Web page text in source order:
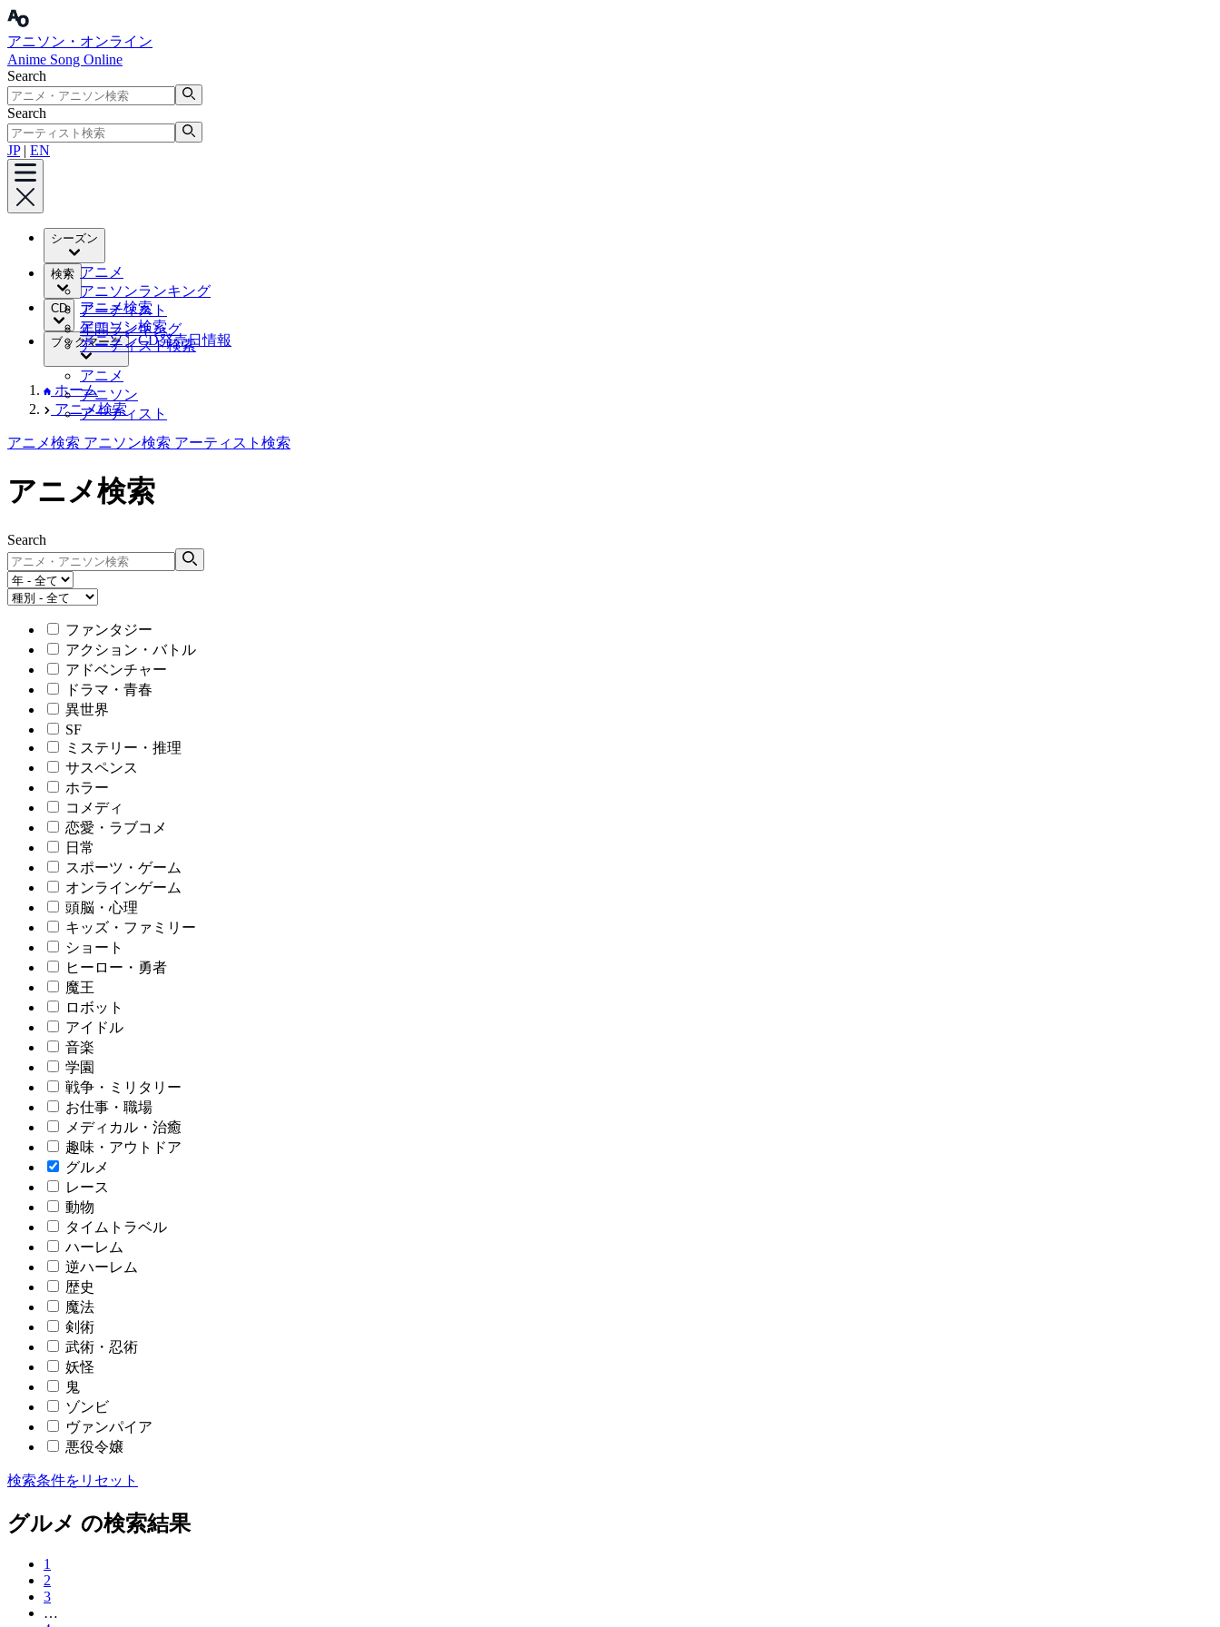
アニソン・オンライン
Anime Song Online
Search
Search
JP| EN
シーズン
アニメ
アニソンランキング
アーティスト
年間ランキング
検索
アニメ検索
アニソン検索
アーティスト検索
CD
アニソンCD発売日情報
ブックマーク
アニメ
アニソン
アーティスト
ホーム
アニメ検索
アニメ検索 アニソン検索 アーティスト検索
アニメ検索
Search
ファンタジー
アクション・バトル
アドベンチャー
ドラマ・青春
異世界
SF
ミステリー・推理
サスペンス
ホラー
コメディ
恋愛・ラブコメ
日常
スポーツ・ゲーム
オンラインゲーム
頭脳・心理
キッズ・ファミリー
ショート
ヒーロー・勇者
魔王
ロボット
アイドル
音楽
学園
戦争・ミリタリー
お仕事・職場
メディカル・治癒
趣味・アウトドア
グルメ
レース
動物
タイムトラベル
ハーレム
逆ハーレム
歴史
魔法
剣術
武術・忍術
妖怪
鬼
ゾンビ
ヴァンパイア
悪役令嬢
検索条件をリセット
グルメ の検索結果
1
2
3
…